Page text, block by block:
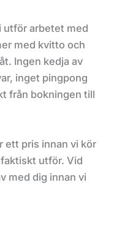
utför arbetet med
med kvitto och
Ingen kedja av
inget pingpong
från bokningen till
ett pris innan vi kör
utför. Vid
med dig innan vi